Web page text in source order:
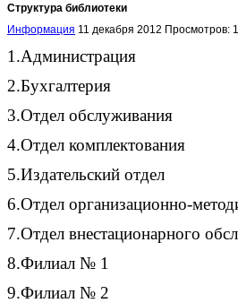
Структура библиотеки
Информация 11 декабря 2012 Просмотров:
1.Администрация
2.Бухгалтерия
3.Отдел обслуживания
4.Отдел комплектования
5.Издательский отдел
6.Отдел организационно-
7.Отдел внестационарного
8.Филиал № 1
9.Филиал № 2